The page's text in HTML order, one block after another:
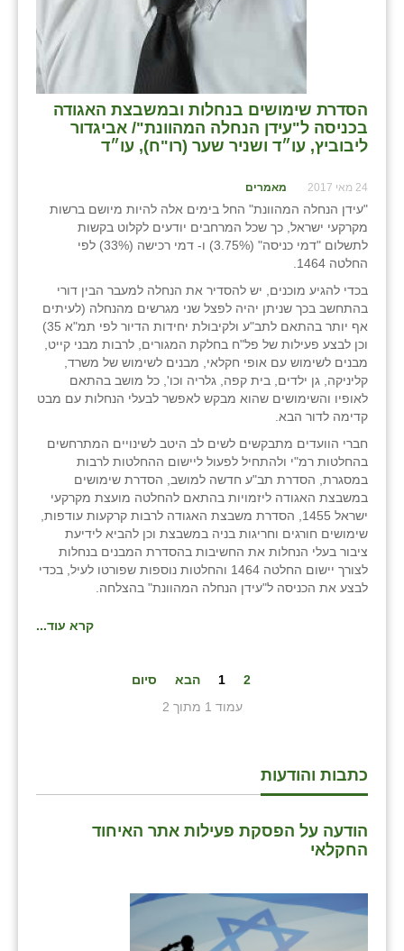
הסדרת שימושים בנחלות ובמשבצת האגודה
בכניסה ל"עידן הנחלה המהוונת"/ אביגדור
ליבוביץ, עו״ד ושניר שער (רו"ח), עו״ד
24 מאי 2017 מאמרים
"עידן הנחלה המהוונת" החל בימים אלה להיות מיושם ברשות
מקרקעי ישראל, כך שכל המרחבים יודעים לקלוט בקשות
לתשלום "דמי כניסה" (3.75%) ו- דמי רכישה (33%) לפי
החלטה 1464.
בכדי להגיע מוכנים, יש להסדיר את הנחלה למעבר הבין דורי
בהתחשב בכך שניתן יהיה לפצל שני מגרשים מהנחלה (לעיתים
אף יותר בהתאם לתב"ע ולקיבולת יחידות הדיור לפי תמ"א 35)
וכן לבצע פעילות של פל"ח בחלקת המגורים, לרבות מבני קייט,
מבנים לשימוש עם אופי חקלאי, מבנים לשימוש של משרד,
קליניקה, גן ילדים, בית קפה, גלריה וכו', כל מושב בהתאם
לאופיו והשימושים שהוא מבקש לאפשר לבעלי הנחלות עם מבט
קדימה לדור הבא.
חברי הוועדים מתבקשים לשים לב היטב לשינויים המתרחשים
בהחלטות רמ"י ולהתחיל לפעול ליישום ההחלטות לרבות
במסגרת, הסדרת תב"ע חדשה למושב, הסדרת שימושים
במשבצת האגודה ליזמויות בהתאם להחלטה מועצת מקרקעי
ישראל 1455, הסדרת משבצת האגודה לרבות קרקעות עודפות,
שימושים חורגים וחריגות בניה במשבצת וכן להביא לידיעת
ציבור בעלי הנחלות את החשיבות בהסדרת המבנים בנחלות
לצורך יישום החלטה 1464 והחלטות נוספות שפורטו לעיל, בכדי
לבצע את הכניסה ל"עידן הנחלה המהוונת" בהצלחה.
קרא עוד...
1 2 הבא
סיום
עמוד 1 מתוך 2
כתבות והודעות
הודעה על הפסקת פעילות אתר האיחוד
החקלאי